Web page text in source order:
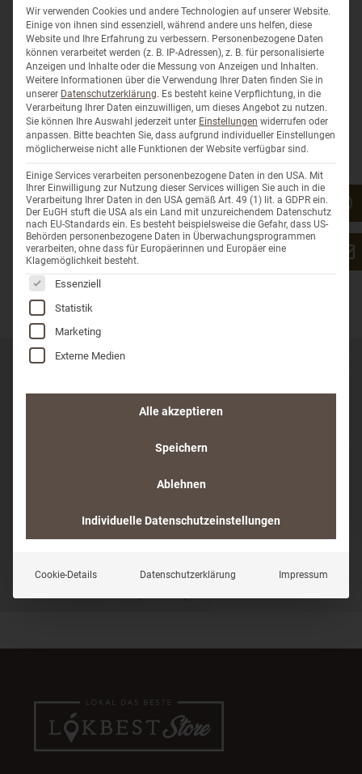
Wir haben dein Interesse geweckt?
Dann freuen wir uns auf deine
Bewerbungsunterlagen, gerne per E-Mail an:
info@lokbest-store.com
LOKBEST GmbH
Myriam Kim Haber
Hettlinger Str. 9
86637 Wertingen
Wir verwenden Cookies und andere Technologien auf unserer Website.
Einige von ihnen sind essenziell, während andere uns helfen, diese
Website und Ihre Erfahrung zu verbessern. Personenbezogene Daten
können verarbeitet werden (z. B. IP-Adressen), z. B. für personalisierte
Anzeigen und Inhalte oder die Messung von Anzeigen und Inhalten.
Weitere Informationen über die Verwendung Ihrer Daten finden Sie in
unserer Datenschutzerklärung. Es besteht keine Verpflichtung, in die
Verarbeitung Ihrer Daten einzuwilligen, um dieses Angebot zu nutzen.
Sie können Ihre Auswahl jederzeit unter Einstellungen widerrufen oder
anpassen. Bitte beachten Sie, dass aufgrund individueller Einstellungen
möglicherweise nicht alle Funktionen der Website verfügbar sind.
Einige Services verarbeiten personenbezogene Daten in den USA. Mit
Ihrer Einwilligung zur Nutzung dieser Services willigen Sie auch in die
Verarbeitung Ihrer Daten in den USA gemäß Art. 49 (1) lit. a GDPR ein.
Der EuGH stuft die USA als ein Land mit unzureichendem Datenschutz
nach EU-Standards ein. Es besteht beispielsweise die Gefahr, dass US-
Behörden personenbezogene Daten in Überwachungsprogrammen
verarbeiten, ohne dass für Europäerinnen und Europäer eine
Klagemöglichkeit besteht.
Es folgt eine Liste der Service-Gruppen, für die eine
Essenziell
Statistik
Marketing
Externe Medien
Alle akzeptieren
Speichern
Ablehnen
Individuelle Datenschutzeinstellungen
Cookie-Details Datenschutzerklärung Impressum